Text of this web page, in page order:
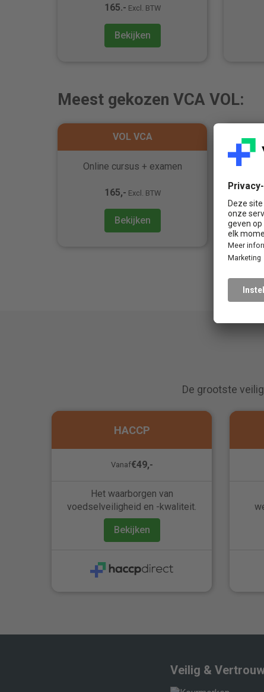
165.- Excl. BTW
Bekijken
Meest gekozen VCA VOL:
VOL VCA
Online cursus + examen
165,- Excl. BTW
Bekijken
De grootste
HACCP
Vanaf€49,-
Het waarborgen van
voedselveiligheid en -kwaliteit.
Bekijken
Veilig &